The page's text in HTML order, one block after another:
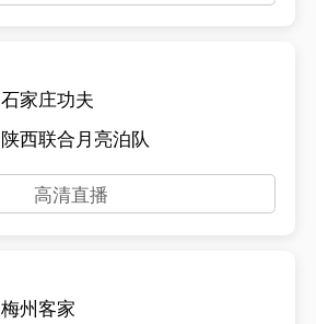
石家庄功夫
陕西联合月亮泊队
高清直播
梅州客家